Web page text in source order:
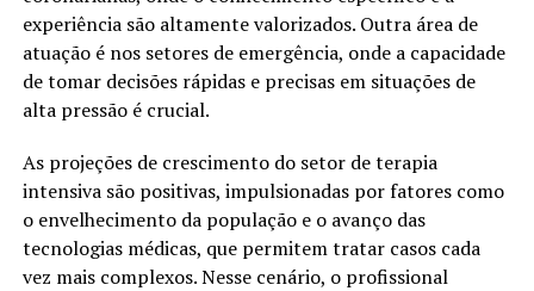
experiência são altamente valorizados. Outra área de
atuação é nos setores de emergência, onde a capacidade
de tomar decisões rápidas e precisas em situações de
alta pressão é crucial.
As projeções de crescimento do setor de terapia
intensiva são positivas, impulsionadas por fatores como
o envelhecimento da população e o avanço das
tecnologias médicas, que permitem tratar casos cada
vez mais complexos. Nesse cenário, o profissional